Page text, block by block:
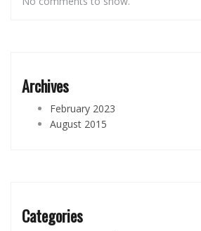
Archives
February 2023
August 2015
Categories